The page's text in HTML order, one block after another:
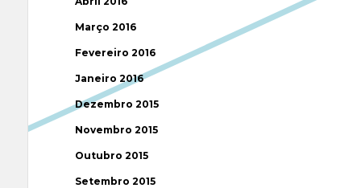
Março 2016
Fevereiro 2016
Janeiro 2016
Dezembro 2015
Novembro 2015
Outubro 2015
Setembro 2015